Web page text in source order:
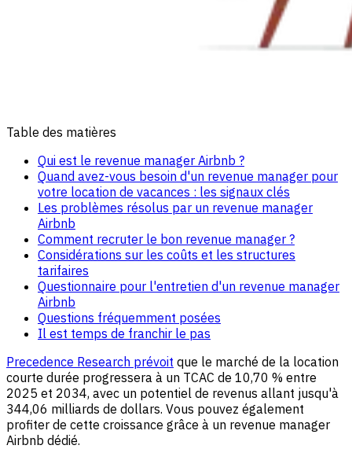
Table des matières
Qui est le revenue manager Airbnb ?
Quand avez-vous besoin d'un revenue manager pour
votre location de vacances : les signaux clés
Les problèmes résolus par un revenue manager
Airbnb
Comment recruter le bon revenue manager ?
Considérations sur les coûts et les structures
tarifaires
Questionnaire pour l'entretien d'un revenue manager
Airbnb
Questions fréquemment posées
Il est temps de franchir le pas
Precedence Research prévoit que le marché de la location
courte durée progressera à un TCAC de 10,70 % entre
2025 et 2034, avec un potentiel de revenus allant jusqu'à
344,06 milliards de dollars. Vous pouvez également
profiter de cette croissance grâce à un revenue manager
Airbnb dédié.